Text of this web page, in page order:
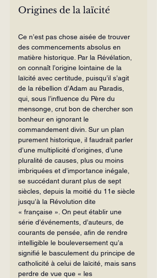
Origines de la laïcité
Ce n’est pas chose aisée de trouver
des commencements absolus en
matière historique. Par la Révélation,
on connaît l’origine lointaine de la
laïcité avec certitude, puisqu’il s’agit
de la rébellion d’Adam au Paradis,
qui, sous l’influence du Père du
mensonge, crut bon de chercher son
bonheur en ignorant le
commandement divin. Sur un plan
purement historique, il faudrait parler
d’une multiplicité d’origines, d’une
pluralité de causes, plus ou moins
imbriquées et d’importance inégale,
se succédant durant plus de sept
siècles, depuis la moitié du 11e siècle
jusqu’à la Révolution dite
« française ». On peut établir une
série d’événements, d’auteurs, de
courants de pensée, afin de rendre
intelligible le bouleversement qu’a
signifié le basculement du principe de
catholicité à celui de laïcité, mais sans
perdre de vue que « les